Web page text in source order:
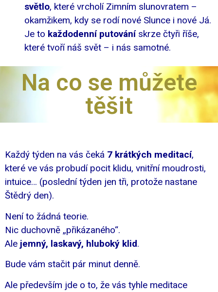
světlo, které vrcholí Zimním slunovratem –
okamžikem, kdy se rodí nové Slunce i nové Já.
Je to každodenní putovánískrze čtyři říše,
které tvoří náš svět – i nás samotné.
Na co se můžete
těšit
Každý týden na vás čeká 7 krátkých meditací,
které ve vás probudí pocit klidu, vnitřní moudrosti,
intuice… (poslední týden jen tři, protože nastane
Štědrý den).
Není to žádná teorie.
Nic duchovně „přikázaného“.
Ale jemný, laskavý, hluboký klid.
Bude vám stačit pár minut denně.
Ale především jde o to, že vás tyhle meditace